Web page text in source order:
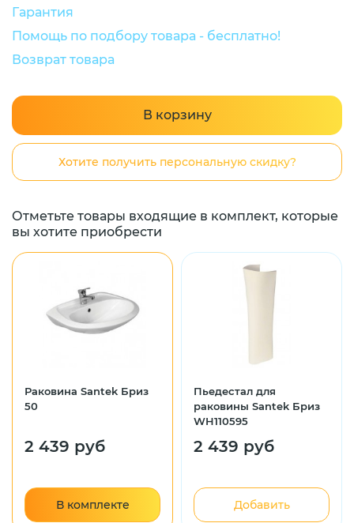
Гарантия
Помощь по подбору товара - бесплатно!
Возврат товара
В корзину
Хотите получить персональную скидку?
Отметьте товары входящие в комплект, которые
вы хотите приобрести
Раковина Santek Бриз
50
2 439 руб
В комплекте
Пьедестал для
раковины Santek Бриз
WH110595
2 439 руб
Добавить